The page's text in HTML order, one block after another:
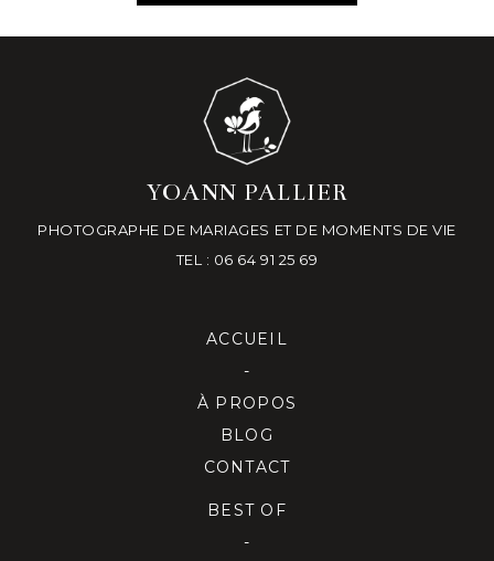
YOANN PALLIER
PHOTOGRAPHE DE MARIAGES ET DE MOMENTS DE VIE
TEL : 06 64 91 25 69
ACCUEIL
-
À PROPOS
BLOG
CONTACT
BEST OF
-